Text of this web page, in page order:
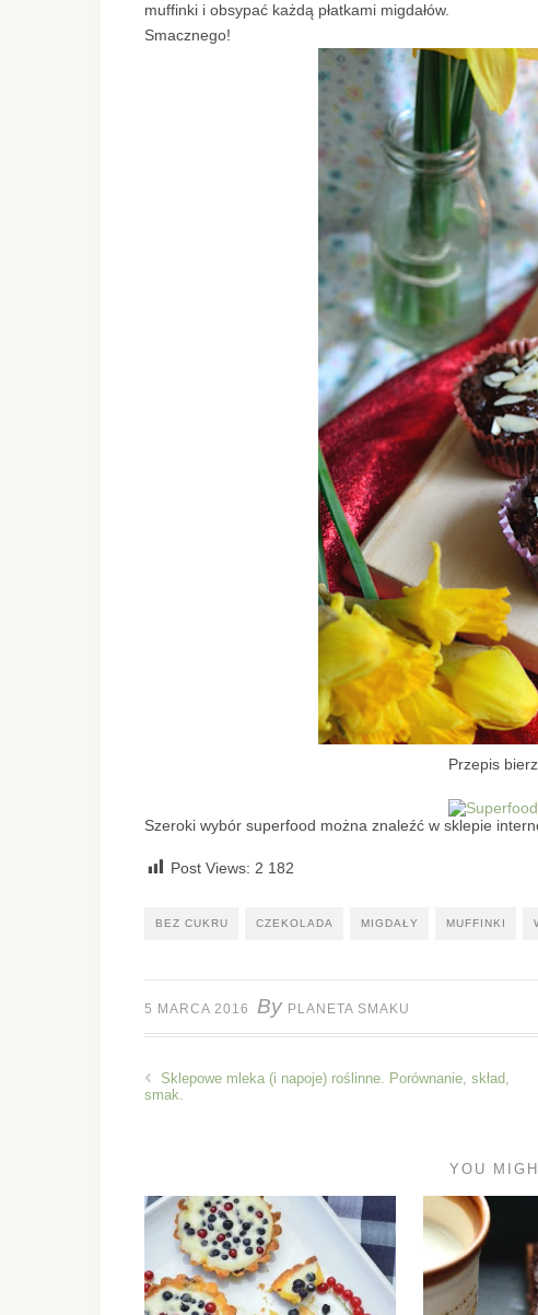
muffinki i obsypać każdą płatkami migdałów.
Smacznego!
Przepis
Szeroki wybór superfood można znaleźć w sklepie
Post Views: 2 182
BEZ CUKRU CZEKOLADA MIGDAŁY MUFFINKI
5 MARCA 2016 By PLANETA SMAKU
Sklepowe mleka (i napoje) roślinne. Porównanie, skład,
smak.
YOU